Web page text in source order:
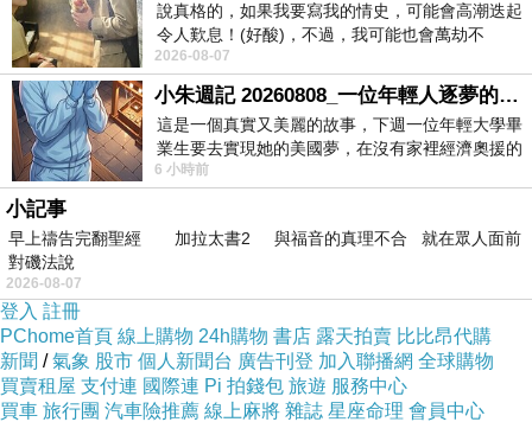
↓↓↓限量特優價格按鈕↓↓↓
說真格的，如果我要寫我的情史，可能會高潮迭起
令人歎息！(好酸)，不過，我可能也會萬劫不
復...，每天跪鍵盤還是被判了花心的罪
2026-08-07
小朱週記 20260808_一位年輕人逐夢的真實故事
這是一個真實又美麗的故事，下週一位年輕大學畢
業生要去實現她的美國夢，在沒有家裡經濟奧援的
情況下，靠著自我努力工作累積出國基
6 小時前
小記事
早上禱告完翻聖經 加拉太書2 與福音的真理不合 就在眾人面前
對磯法說
2026-08-07
登入 註冊
PChome首頁 線上購物 24h購物 書店 露天拍賣 比比昂代購
新聞 /氣象 股市 個人新聞台 廣告刊登 加入聯播網 全球購物
買賣租屋 支付連 國際連 Pi 拍錢包 旅遊 服務中心
買車 旅行團 汽車險推薦 線上麻將 雜誌 星座命理 會員中心